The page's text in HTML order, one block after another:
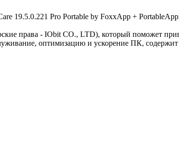
права - IObit CO., LTD), который поможет
оптимизацию и ускорение ПК,